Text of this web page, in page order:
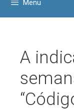
Menu
A